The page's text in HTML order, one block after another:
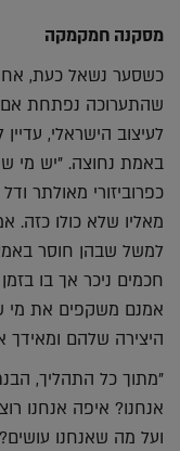
מסקנה חמקמקה
כשסער נשאל כעת,
שהתערוכה נפתחת אם
לעיצוב הישראלי,
באמת נחוצה. "יש מי
כפרוביזורי מאולתר
מאליו שלא כולו כזה.
למשל שבהן חוסר
חכמים ניכר אך בו
אמנם משקפים את מי
היצירה שלהם ומאידך
"מתוך כל התהליך,
אנחנו? איפה אנחנו
ועל מה שאנחנו